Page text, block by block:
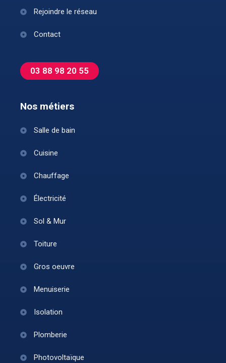
Rejoindre le réseau
Contact
03 88 98 20 55
Nos métiers
Salle de bain
Cuisine
Chauffage
Électricité
Sol & Mur
Toiture
Gros oeuvre
Menuiserie
Isolation
Plomberie
Photovoltaïque